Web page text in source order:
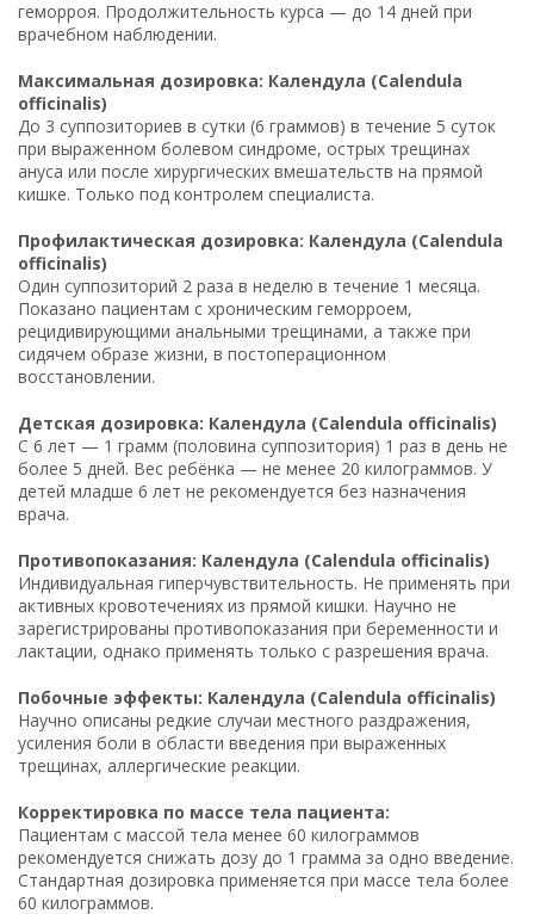
геморроя. Продолжительность курса — до 14 дней при
врачебном наблюдении.
Максимальная дозировка: Календула (Calendula
officinalis)
До 3 суппозиториев в сутки (6 граммов) в течение 5 суток
при выраженном болевом синдроме, острых трещинах
ануса или после хирургических вмешательств на прямой
кишке. Только под контролем специалиста.
Профилактическая дозировка: Календула (Calendula
officinalis)
Один суппозиторий 2 раза в неделю в течение 1 месяца.
Показано пациентам с хроническим геморроем,
рецидивирующими анальными трещинами, а также при
сидячем образе жизни, в постоперационном
восстановлении.
Детская дозировка: Календула (Calendula officinalis)
С 6 лет — 1 грамм (половина суппозитория) 1 раз в день не
более 5 дней. Вес ребёнка — не менее 20 килограммов. У
детей младше 6 лет не рекомендуется без назначения
врача.
Противопоказания: Календула (Calendula officinalis)
Индивидуальная гиперчувствительность. Не применять при
активных кровотечениях из прямой кишки. Научно не
зарегистрированы противопоказания при беременности и
лактации, однако применять только с разрешения врача.
Побочные эффекты: Календула (Calendula officinalis)
Научно описаны редкие случаи местного раздражения,
усиления боли в области введения при выраженных
трещинах, аллергические реакции.
Корректировка по массе тела пациента:
Пациентам с массой тела менее 60 килограммов
рекомендуется снижать дозу до 1 грамма за одно введение.
Стандартная дозировка применяется при массе тела более
60 килограммов.